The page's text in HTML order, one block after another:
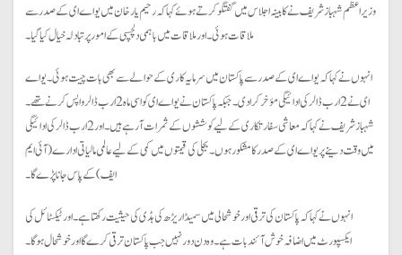
وزیر اعظم شہباز شریف نے کابینہ اجلاس میں گفتگو کرتے ہوئے کہا کہ رحیم یار خان میں یو اے ای کے صدر سے
ملاقات ہوئی۔ اور ملاقات میں باہمی دلچسپی کے امور پر تبادلہ خیال کیا گیا۔
انہوں نے کہا کہ یو اے ای کے صدر سے پاکستان میں سرمایہ کاری کے حوالے سے بھی بات چیت ہوئی۔ یو اے
ای نے 2 ارب ڈالر کی ادائیگی مؤخر کرا دی۔ جبکہ پاکستان نے یو اے ای کو اسی ماہ 2 ارب ڈالر واپس کرنے تھے۔
شہباز شریف نے کہا کہ معاشی سفارتکاری کے لیے کوششوں کے ثمرات آ رہے ہیں۔ اور 2 ارب ڈالر کی ادائیگی
میں وقت دینے پر یو اے ای کے صدر کا مشکور ہوں۔ بجلی کی قیمتوں میں کمی کے لیے عالمی مالیاتی ادارے (آئی ایم
ایف) کے پاس جانا پڑے گا۔
انہوں نے کہا کہ پاکستان کی ترقی اور خوشحالی میں سمیڈا ریڑھ کی ہڈی کی حیثیت رکھتا ہے۔ اور ٹیکسٹائل کی
ایکسپورٹ میں اضافہ خوش آئند بات ہے۔ وہ دن دور نہیں جب پاکستان ترقی کرے گا اور خوشحال ہو گا۔